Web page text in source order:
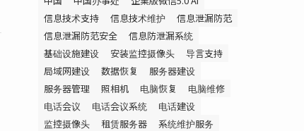
信息技术支持
信息技术维护
信息泄漏防范
信息泄漏防范安全
信息防泄漏系统
基础设施建设
安装监控摄像头
导言支持
局域网建设
数据恢复
服务器建设
服务器管理
照相机 电脑恢复
电脑维修
电话会议
电话会议系统
电话建设
监控摄像头
租赁服务器
系统维护服务